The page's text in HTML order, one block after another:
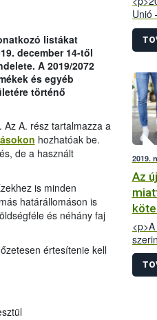
listákat
december 14-től
A 2019/2072
és egyéb
történő
A. rész tartalmazza a
hozhatóak be.
de a használt
is minden
határállomáson is
és néhány faj
értesítenie kell
Unió
2019.
Az